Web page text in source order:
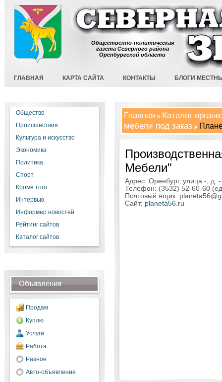
Общественно-политическая
газета Северного района
Оренбургской области
ГЛАВНАЯ КАРТА САЙТА КОНТАКТЫ БЛОГИ
Общество
Происшествия
Культура и искусство
Экономика
Политика
Спорт
Кроме того
Интервью
Информер новостей
Рейтинг сайтов
Каталог сайтов
Объявления
Продам
Куплю
Услуги
Работа
Разное
Авто-объявления
Главная
Каталог
мебели под заказ
Мебели"
Адрес: Оренбург, улица -, д. -
Телефон: (3532) 52-60-60
Почтовый ящик:
Сайт: planeta56.ru